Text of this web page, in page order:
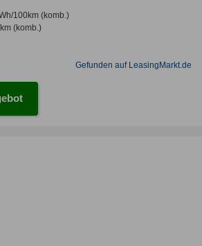
100km(komb.)
(komb.)
Gefunden auf LeasingMarkt.de